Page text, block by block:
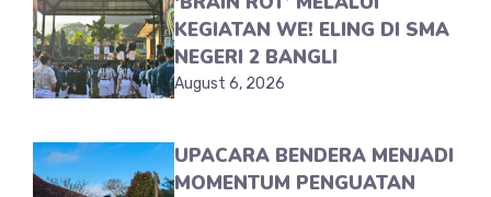
KEGIATAN WE! ELING DI SMA
NEGERI 2 BANGLI
August 6, 2026
UPACARA BENDERA MENJADI
MOMENTUM PENGUATAN